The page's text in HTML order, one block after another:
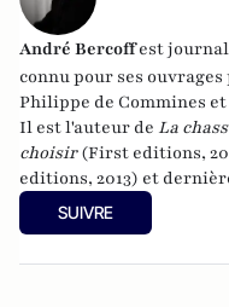
André Bercoffest
connu pour ses
Philippe de Commines et
Il est l'auteur de La
choisir(First editions,
editions, 2013) et
Pen, la France et moi :
editions, 2014).
SUIVRE